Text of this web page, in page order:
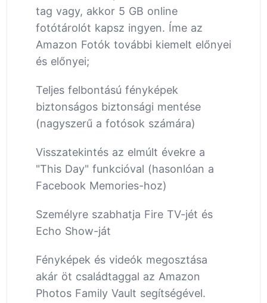
tag vagy, akkor 5 GB online
fotótárolót kapsz ingyen. Íme az
Amazon Fotók további kiemelt előnyei
és előnyei;
Teljes felbontású fényképek
biztonságos biztonsági mentése
(nagyszerű a fotósok számára)
Visszatekintés az elmúlt évekre a
"This Day" funkcióval (hasonlóan a
Facebook Memories-hoz)
Személyre szabhatja Fire TV-jét és
Echo Show-ját
Fényképek és videók megosztása
akár öt családtaggal az Amazon
Photos Family Vault segítségével.